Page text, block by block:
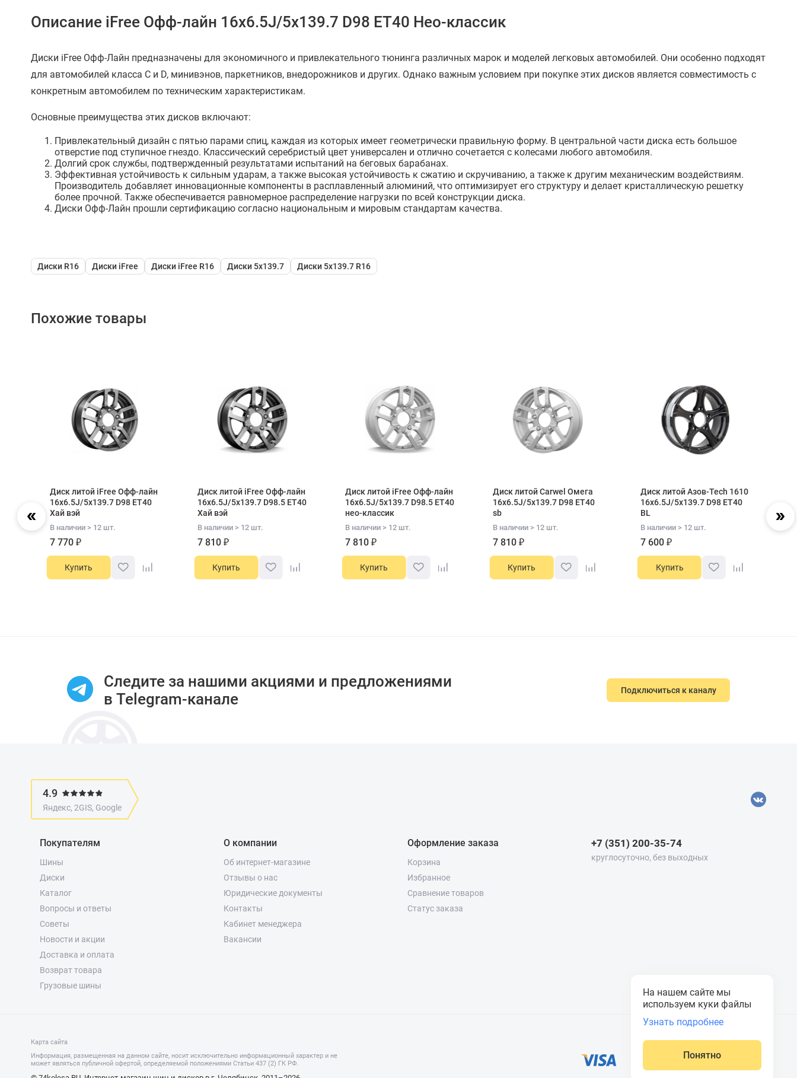
Описание iFree Офф-лайн 16x6.5J/5x139.7 D98 ET40 Нео-классик
Диски iFree Офф-Лайн предназначены для экономичного и привлекательного тюнинга различных марок и моделей легковых автомобилей. Они особенно подходят
для автомобилей класса С и D, минивэнов, паркетников, внедорожников и других. Однако важным условием при покупке этих дисков является совместимость с
конкретным автомобилем по техническим характеристикам.
Основные преимущества этих дисков включают:
Привлекательный дизайн с пятью парами спиц, каждая из которых имеет геометрически правильную форму. В центральной части диска есть большое
отверстие под ступичное гнездо. Классический серебристый цвет универсален и отлично сочетается с колесами любого автомобиля.
Долгий срок службы, подтвержденный результатами испытаний на беговых барабанах.
Эффективная устойчивость к сильным ударам, а также высокая устойчивость к сжатию и скручиванию, а также к другим механическим воздействиям.
Производитель добавляет инновационные компоненты в расплавленный алюминий, что оптимизирует его структуру и делает кристаллическую решетку
более прочной. Также обеспечивается равномерное распределение нагрузки по всей конструкции диска.
Диски Офф-Лайн прошли сертификацию согласно национальным и мировым стандартам качества.
Диски R16 Диски iFree Диски iFree R16 Диски 5x139.7 Диски 5x139.7 R16
Похожие товары
Диск литой iFree Офф-лайн
16x6.5J/5x139.7 D98 ET40
Хай вэй
В наличии > 12 шт.
7 770 ₽
Купить
Диск литой iFree Офф-лайн
16x6.5J/5x139.7 D98.5 ET40
Хай вэй
В наличии > 12 шт.
7 810 ₽
Купить
Диск литой iFree Офф-лайн
16x6.5J/5x139.7 D98.5 ET40
нео-классик
В наличии > 12 шт.
7 810 ₽
Купить
Диск литой Carwel Омега
16x6.5J/5x139.7 D98 ET40
sb
В наличии > 12 шт.
7 810 ₽
Купить
Диск литой Азов-Tech 1610
16x6.5J/5x139.7 D98 ET40
BL
В наличии > 12 шт.
7 600 ₽
Купить
Следите за нашими акциями и предложениями
в Telegram-канале
Подключиться к каналу
4.9
Яндекс, 2GIS, Google
Покупателям
Шины
Диски
Каталог
Вопросы и ответы
Советы
Новости и акции
Доставка и оплата
Возврат товара
Грузовые шины
О компании
Об интернет-магазине
Отзывы о нас
Юридические документы
Контакты
Кабинет менеджера
Вакансии
Оформление заказа
Корзина
Избранное
Сравнение товаров
Статус заказа
+7 (351) 200-35-74
круглосуточно, без выходных
Карта сайта
Информация, размещенная на данном сайте, носит исключительно информационный характер и не
может являться публичной офертой, определяемой положениями Статьи 437 (2) ГК РФ.
На нашем сайте мы
используем куки файлы
Узнать подробнее
Понятно